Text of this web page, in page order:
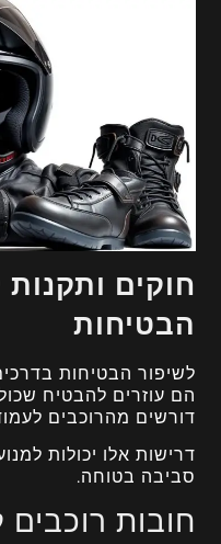
חוקים
הבטיחות
לשיפור הבטיחות
הם עוזרים להבטיח
דורשים מהרוכבים
דרישות אלו יכולות
סביבה בטוחה.
חובות רוכבים